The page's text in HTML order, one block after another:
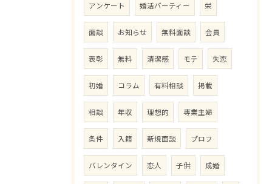
アンケート 婚活パーティー 栄
面談 お知らせ 無料面談 会員
表彰 無料 清潔感 モテ 失恋
初婚 コラム 有料相談 掲載
相談 年収 理想的 専業主婦
条件 入籍 新規面談 プロフ
バレンタイン 恋人 子供 成婚